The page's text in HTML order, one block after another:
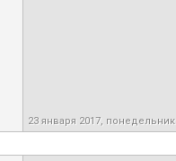
23 января 2017, понедельник